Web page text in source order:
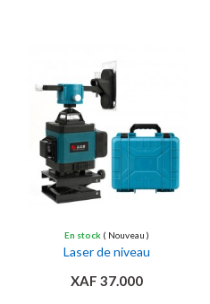
Ajouter au panier
En stock ( Nouveau )
Laser de niveau
XAF 37.000